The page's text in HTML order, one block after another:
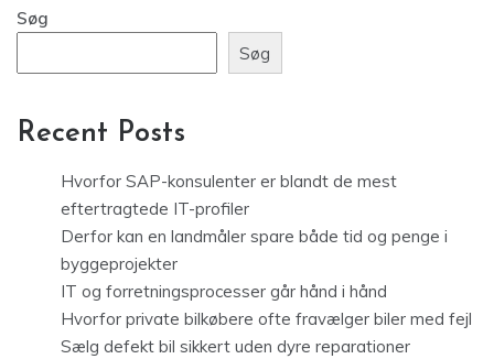
Søg
Søg
Recent Posts
Hvorfor SAP-konsulenter er blandt de mest
eftertragtede IT-profiler
Derfor kan en landmåler spare både tid og penge i
byggeprojekter
IT og forretningsprocesser går hånd i hånd
Hvorfor private bilkøbere ofte fravælger biler med fejl
Sælg defekt bil sikkert uden dyre reparationer